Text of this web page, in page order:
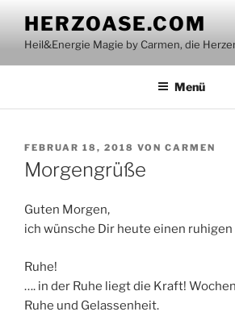
Inhalt
springen
HERZOASE.COM
Heil&Energie Magie by Carmen, die
Menü
VERÖFFENTLICHT
AM
FEBRUAR 18, 2018 VON CARMEN
Morgengrüße
Guten Morgen,
ich wünsche Dir heute einen ruhigen
Ruhe!
…. in der Ruhe liegt die Kraft!
Ruhe und Gelassenheit.